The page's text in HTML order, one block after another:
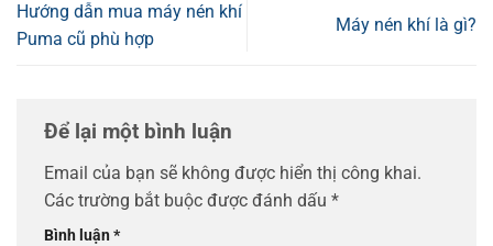
Hướng dẫn mua máy nén khí
Puma cũ phù hợp
Máy nén khí là gì?
Để lại một bình luận
Email của bạn sẽ không được hiển thị công khai.
Các trường bắt buộc được đánh dấu *
Bình luận*